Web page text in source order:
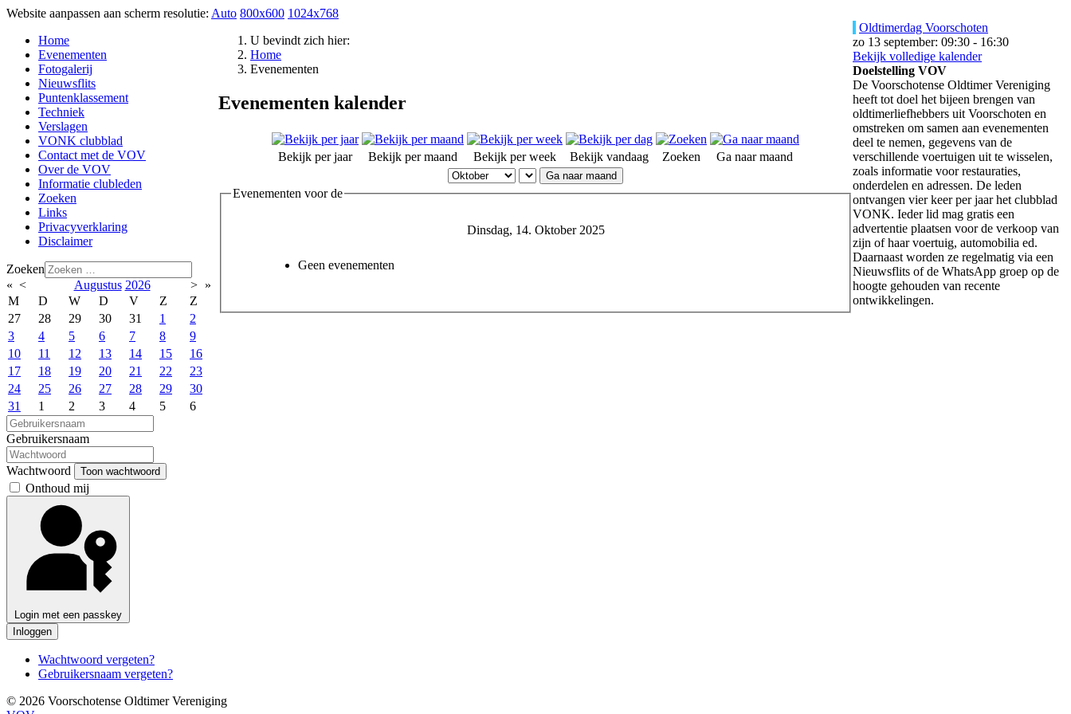
Website aanpassen aan scherm resolutie: Auto 800x600 1024x768
Home
Evenementen
Fotogalerij
Nieuwsflits
Puntenklassement
Techniek
Verslagen
VONK clubblad
Contact met de VOV
Over de VOV
Informatie clubleden
Zoeken
Links
Privacyverklaring
Disclaimer
Zoeken
« < Augustus 2026 > »
M
D W D V Z
Z
27
28 29 30 31 1
2
3
4 5 6 7 8
9
10
11 12 13 14 15
16
17
18 19 20 21 22
23
24
25 26 27 28 29
30
31
1 2 3 4 5 6
Gebruikersnaam
Wachtwoord Toon wachtwoord
Onthoud mij
Login met een passkey
Inloggen
Wachtwoord vergeten?
Gebruikersnaam vergeten?
U bevindt zich hier:
Home
Evenementen
Evenementen kalender
Bekijk per jaar Bekijk per maand Bekijk per week Bekijk vandaag Zoeken Ga naar maand
Ga naar maand
Evenementen voor de
Dinsdag, 14. Oktober 2025
Geen evenementen
Oldtimerdag Voorschoten
zo 13 september: 09:30 - 16:30
Bekijk volledige kalender
Doelstelling VOV
De Voorschotense Oldtimer Vereniging
heeft tot doel het bijeen brengen van
oldtimerliefhebbers uit Voorschoten en
omstreken om samen aan evenementen
deel te nemen, gegevens van de
verschillende voertuigen uit te wisselen,
zoals informatie voor restauraties,
onderdelen en adressen. De leden
ontvangen vier keer per jaar het clubblad
VONK. Ieder lid mag gratis een
advertentie plaatsen voor de verkoop van
zijn of haar voertuig, automobilia ed.
Daarnaast worden ze regelmatig via een
Nieuwsflits of de WhatsApp groep op de
hoogte gehouden van recente
ontwikkelingen.
© 2026 Voorschotense Oldtimer Vereniging